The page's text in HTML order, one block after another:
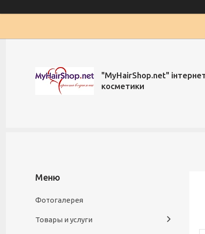
"MyHairShop.net"
косметики
Фотогалерея
Товары и услуги